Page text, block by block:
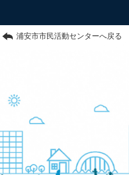
浦安市市民活動センターへ戻る